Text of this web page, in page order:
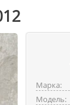
Марка:
Модель: